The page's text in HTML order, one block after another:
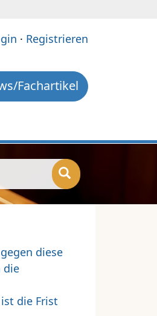
· Registrieren
Fachartikel
diese
die
die Frist